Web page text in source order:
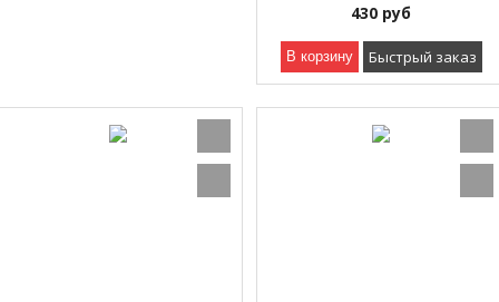
430 руб
В корзину Быстрый заказ